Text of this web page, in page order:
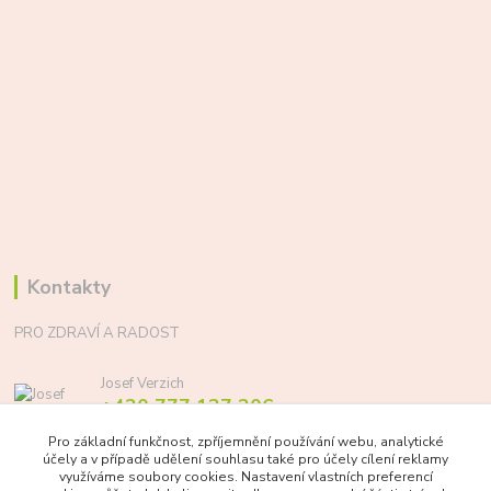
Kontakty
PRO ZDRAVÍ A RADOST
Josef Verzich
+420 777 137 206
info@prozdraviaradost.cz
Pro základní funkčnost, zpříjemnění používání webu, analytické
účely a v případě udělení souhlasu také pro účely cílení reklamy
využíváme soubory cookies. Nastavení vlastních preferencí